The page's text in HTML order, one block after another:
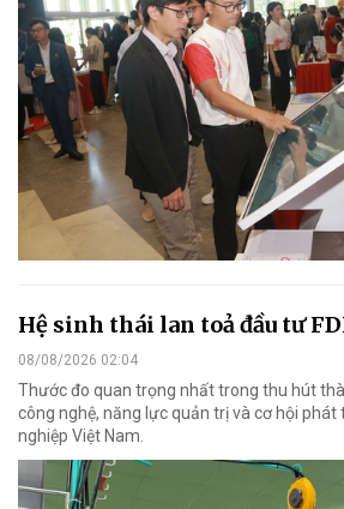
Hệ sinh thái lan toả đầu tư
08/08/2026 02:04
Thước đo quan trọng nhất trong thu hút
công nghệ, năng lực quản trị và cơ hội phát
nghiệp Việt Nam.